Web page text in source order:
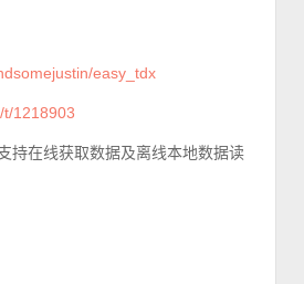
easy_tdx
t/1218903
持在线获取数据及离线本地数据读